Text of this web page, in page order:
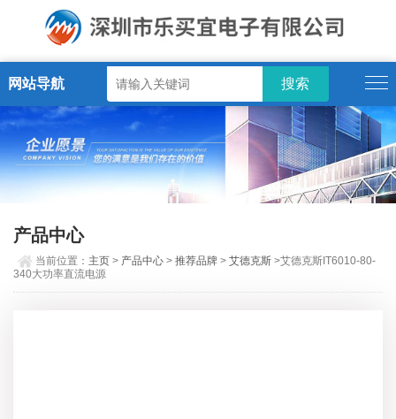
网站导航
产品中心
当前位置： 主页 > 产品中心 >推荐品牌 >艾德克斯 >艾德克斯IT6010-80-
340大功率直流电源